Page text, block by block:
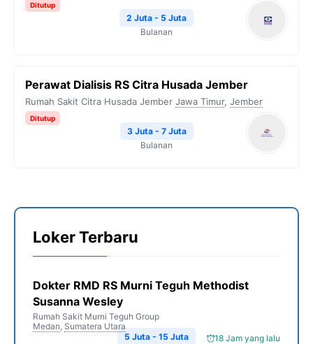
Ditutup
2 Juta - 5 Juta
Bulanan
Perawat Dialisis RS Citra Husada Jember
Rumah Sakit Citra Husada Jember Jawa Timur, Jember
Ditutup
3 Juta - 7 Juta
Bulanan
Loker Terbaru
Dokter RMD RS Murni Teguh Methodist
Susanna Wesley
Rumah Sakit Murni Teguh Group
Medan, Sumatera Utara
18 Jam yang lalu
5 Juta - 15 Juta